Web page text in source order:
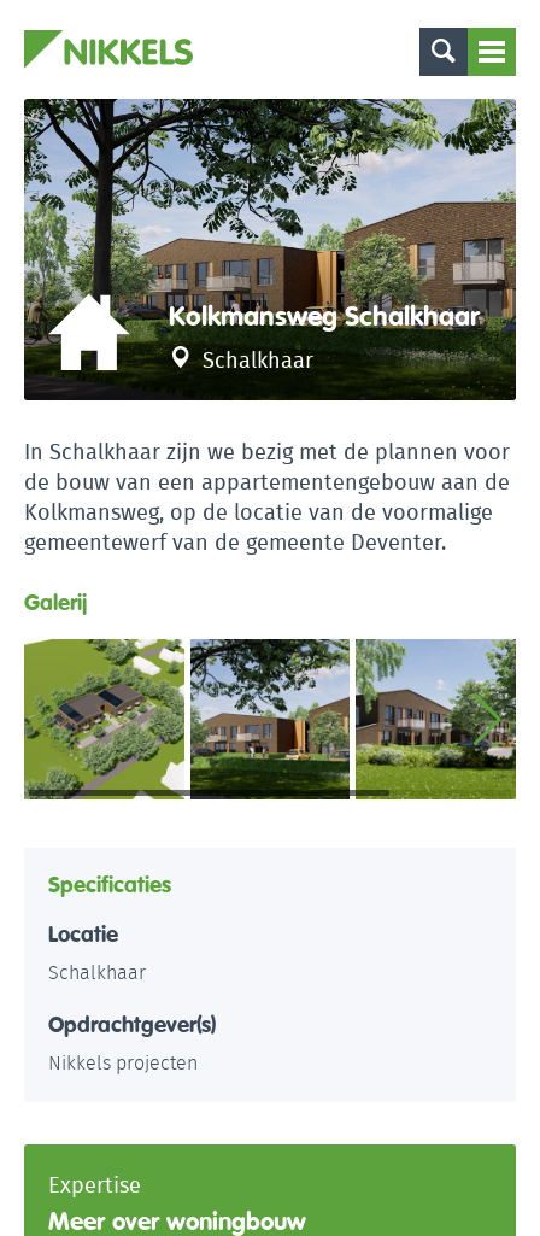
Kolkmansweg Schalkhaar
Schalkhaar
In Schalkhaar zijn we bezig met de plannen voor
de bouw van een appartementengebouw aan de
Kolkmansweg, op de locatie van de voormalige
gemeentewerf van de gemeente Deventer.
Galerij
Specificaties
Locatie
Schalkhaar
Opdrachtgever(s)
Nikkels projecten
Expertise
Meer over woningbouw